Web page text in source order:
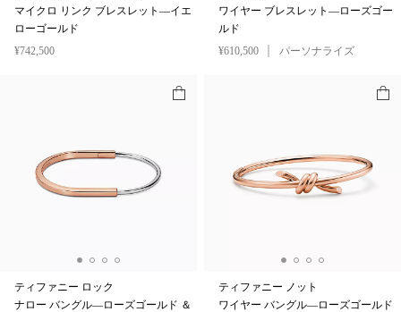
マイクロ リンク ブレスレット—イエ
ローゴールド
¥742,500
ワイヤー ブレスレット—ローズゴー
ルド
¥610,500
パーソナライズ
ティファニー ロック
ナロー バングル—ローズゴールド ＆
ティファニー ノット
ワイヤー バングル—ローズゴールド